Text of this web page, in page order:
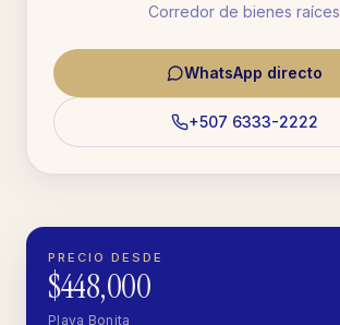
Corredor de bienes raíces
WhatsApp directo
+507 6333-2222
PRECIO DESDE
$448,000
Playa Bonita